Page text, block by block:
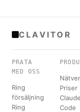
CLAVITOR
PRATA
MED OSS
Ring
försäljning
Ring
Priser
Claude
Code